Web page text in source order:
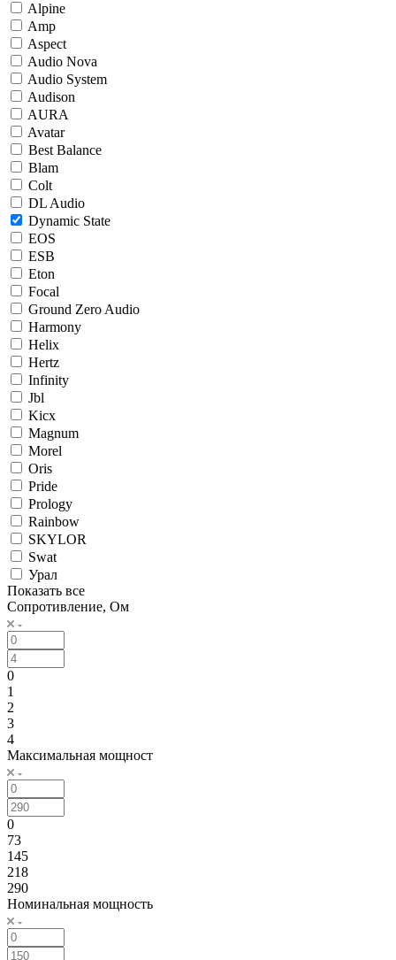
Alpine
Amp
Aspect
Audio Nova
Audio System
Audison
AURA
Avatar
Best Balance
Blam
Colt
DL Audio
Dynamic State
EOS
ESB
Eton
Focal
Ground Zero Audio
Harmony
Helix
Hertz
Infinity
Jbl
Kicx
Magnum
Morel
Oris
Pride
Prology
Rainbow
SKYLOR
Swat
Урал
Показать все
Сопротивление, Ом
0
1
2
3
4
Максимальная мощност
0
73
145
218
290
Номинальная мощность